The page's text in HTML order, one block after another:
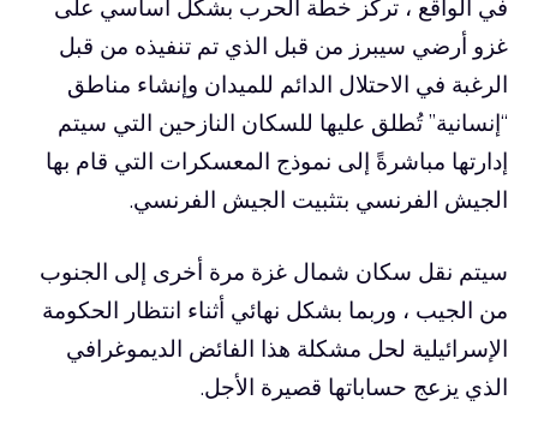
في الواقع ، تركز خطة الحرب بشكل أساسي على
غزو أرضي سيبرز من قبل الذي تم تنفيذه من قبل
الرغبة في الاحتلال الدائم للميدان وإنشاء مناطق
“إنسانية” تُطلق عليها للسكان النازحين التي سيتم
إدارتها مباشرةً إلى نموذج المعسكرات التي قام بها
الجيش الفرنسي بتثبيت الجيش الفرنسي.
سيتم نقل سكان شمال غزة مرة أخرى إلى الجنوب
من الجيب ، وربما بشكل نهائي أثناء انتظار الحكومة
الإسرائيلية لحل مشكلة هذا الفائض الديموغرافي
الذي يزعج حساباتها قصيرة الأجل.